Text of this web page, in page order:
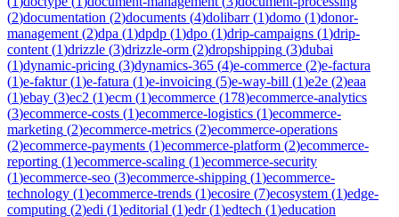
(2)documentation (2)documents (4)dolibarr(1)domo (1)donor-
management (2)dpa (1)dpdp (1)dpo (1)drip-campaigns (1)drip-
content (1)drizzle (3)drizzle-orm (2)dropshipping (3)dubai
(1)dynamic-pricing (3)dynamics-365 (4)e-commerce (2)e-factura
(1)e-faktur(1)e-fatura (1)e-invoicing (5)e-way-bill (1)e2e (2)eaa
(1)ebay (3)ec2 (1)ecm (1)ecommerce (178)ecommerce-analytics
(3)ecommerce-costs (1)ecommerce-logistics (1)ecommerce-
marketing (2)ecommerce-metrics (2)ecommerce-operations
(2)ecommerce-payments (1)ecommerce-platform (2)ecommerce-
reporting (1)ecommerce-scaling (1)ecommerce-security
(1)ecommerce-seo (3)ecommerce-shipping (1)ecommerce-
technology (1)ecommerce-trends (1)ecosire (7)ecosystem (1)edge-
computing (2)edi (1)editorial (1)edr(1)edtech (1)education